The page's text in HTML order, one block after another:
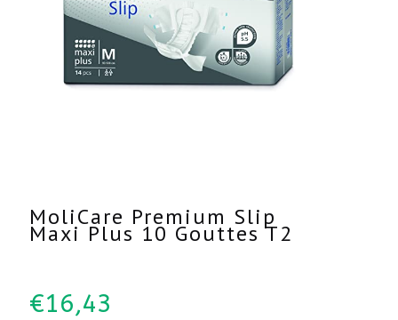
MoliCare Premium Slip
Maxi Plus 10 Gouttes T2
€16,43